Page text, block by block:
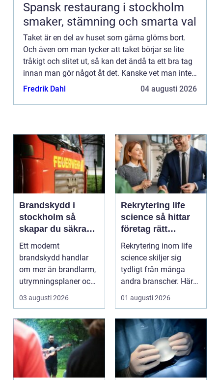
Spansk restaurang i stockholm
smaker, stämning och smarta val
Taket är en del av huset som gärna glöms bort.
Och även om man tycker att taket börjar se lite
tråkigt och slitet ut, så kan det ändå ta ett bra tag
innan man gör något åt det. Kanske vet man inte
heller vad som går att göra åt ett slitet tak? Att lä...
Fredrik Dahl 04 augusti 2026
Brandskydd i
stockholm så
skapar du säkra
byggnader på
riktigt
Ett modernt
brandskydd handlar
om mer än brandlarm,
utrymningsplaner och
röda brandsläckare på
03 augusti 2026
Rekrytering life
science så hittar
företag rätt
kompetens när
kraven är som
högst
Rekrytering inom life
science skiljer sig
tydligt från många
andra branscher. Här
påverkar varje bes...
01 augusti 2026